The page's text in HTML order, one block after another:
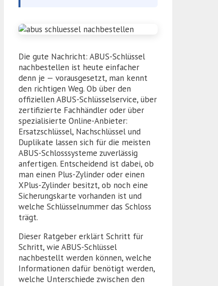
Die gute Nachricht: ABUS-Schlüssel
nachbestellen ist heute einfacher
denn je — vorausgesetzt, man kennt
den richtigen Weg. Ob über den
offiziellen ABUS-Schlüsselservice, über
zertifizierte Fachhändler oder über
spezialisierte Online-Anbieter:
Ersatzschlüssel, Nachschlüssel und
Duplikate lassen sich für die meisten
ABUS-Schlosssysteme zuverlässig
anfertigen. Entscheidend ist dabei, ob
man einen Plus-Zylinder oder einen
XPlus-Zylinder besitzt, ob noch eine
Sicherungskarte vorhanden ist und
welche Schlüsselnummer das Schloss
trägt.
Dieser Ratgeber erklärt Schritt für
Schritt, wie ABUS-Schlüssel
nachbestellt werden können, welche
Informationen dafür benötigt werden,
welche Unterschiede zwischen den